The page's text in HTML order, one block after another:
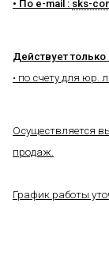
• По e-mail : sks-
Действует только
• по счету для юр.
Осуществляется
продаж.
График работы